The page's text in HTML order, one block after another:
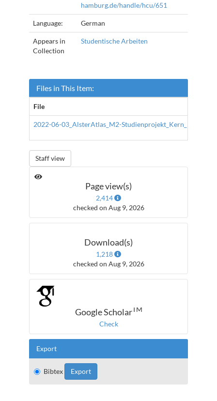
hamburg.de/handle/hcu/651
Language: German
Appears in
Collection
Studentische Arbeiten
Files in This Item:
File
2022-06-03_AlsterAtlas_M2-
Staff view
Page view(s)
2,414
checked on Aug 9, 2026
Download(s)
1,218
checked on Aug 9, 2026
Google ScholarTM
Check
Export
Bibtex